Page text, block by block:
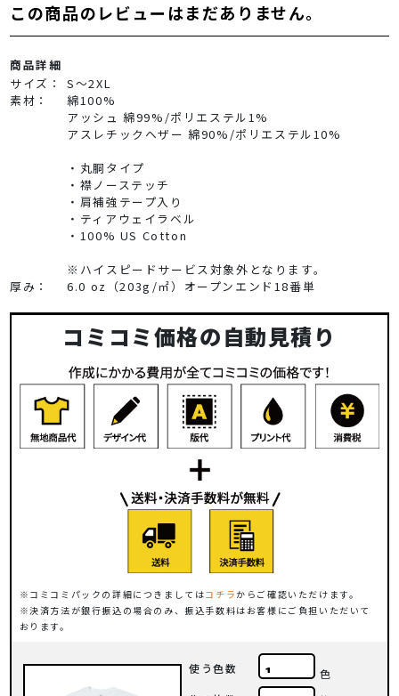
この商品のレビューはまだありません。
商品詳細
サイズ：
S～2XL
素材：
綿100%
アッシュ 綿99%/ポリエステル1%
アスレチックヘザー 綿90%/ポリエステル10%
・丸胴タイプ
・襟ノーステッチ
・肩補強テープ入り
・ティアウェイラベル
・100% US Cotton
※ハイスピードサービス対象外となります。
厚み：
6.0 oz（203g/㎡）オープンエンド18番単
コミコミ価格の自動見積り
コミコミパックの詳細につきましてはコチラからご確認いただけます。
決済方法が銀行振込の場合のみ、振込手数料はお客様にご負担いただいて
おります。
使う色数
色